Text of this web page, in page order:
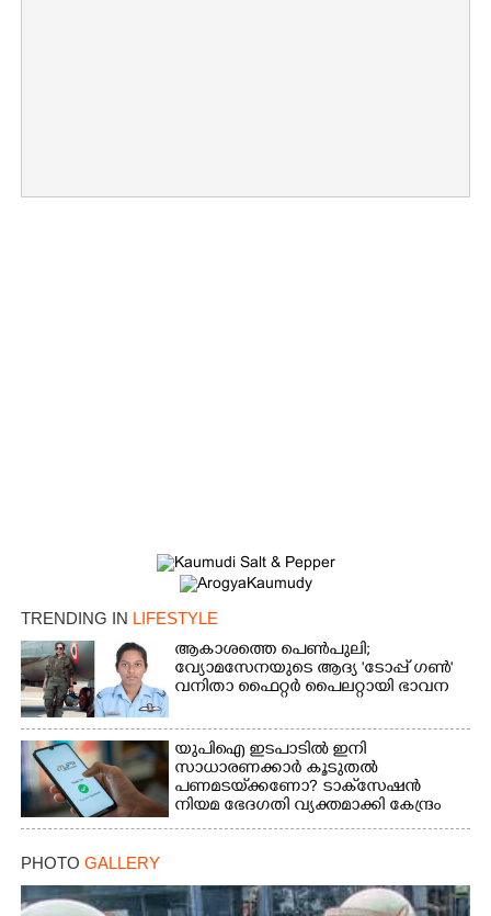
TRENDING IN LIFESTYLE
ആകാശത്തെ പെൺപുലി;
വ്യോമസേനയുടെ ആദ്യ 'ടോപ്പ് ഗൺ'
വനിതാ ഫൈറ്റർ പൈലറ്റായി ഭാവന
യുപിഐ ഇടപാടിൽ ഇനി
സാധാരണക്കാർ കൂടുതൽ
പണമടയ്‌ക്കണോ?​ ടാക്‌സേഷൻ
നിയമ ഭേദഗതി വ്യക്തമാക്കി കേന്ദ്രം
PHOTO GALLERY